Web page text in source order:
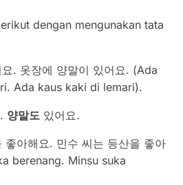
dengan mengunakan tata
. 옷장에 양말이 있어요. (Ada
Ada kaus kaki di lemari).
양말도 있어요.
좋아해요. 민수 씨는 등산을 좋아
berenang. Minsu suka